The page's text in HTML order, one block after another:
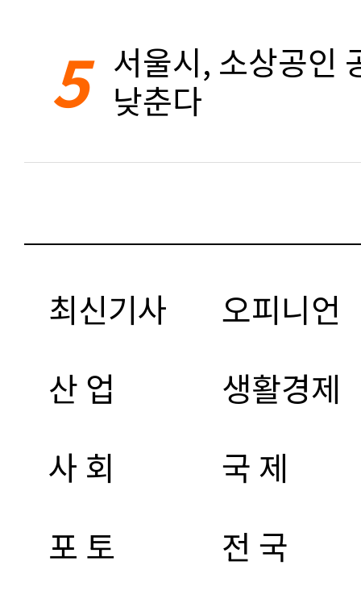
5 서울시, 소상공인
낮춘다
최신기사
오피니언
산 업
생활경제
사 회
국 제
포 토
전 국